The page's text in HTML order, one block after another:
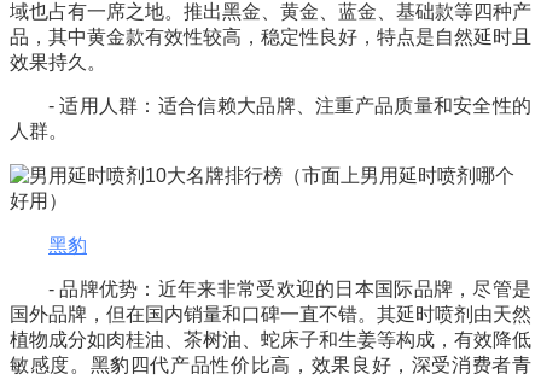
域也占有一席之地。推出黑金、黄金、蓝金、基础款等四种产
品，其中黄金款有效性较高，稳定性良好，特点是自然延时且
效果持久。
- 适用人群：适合信赖大品牌、注重产品质量和安全性的
人群。
黑豹
- 品牌优势：近年来非常受欢迎的日本国际品牌，尽管是
国外品牌，但在国内销量和口碑一直不错。其延时喷剂由天然
植物成分如肉桂油、茶树油、 蛇床子和生姜等构成，有效降低
敏感度。黑豹四代产品性价比高，效果良好，深受消费者青